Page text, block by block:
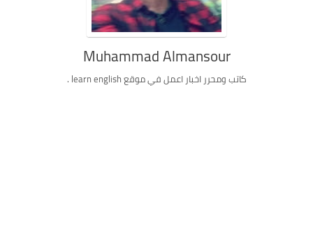
Muhammad Almansour
كاتب ومحرر اخبار اعمل في موقع learn english .